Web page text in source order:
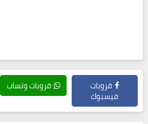
قروبات
فيسبوك
قروبات وتساب